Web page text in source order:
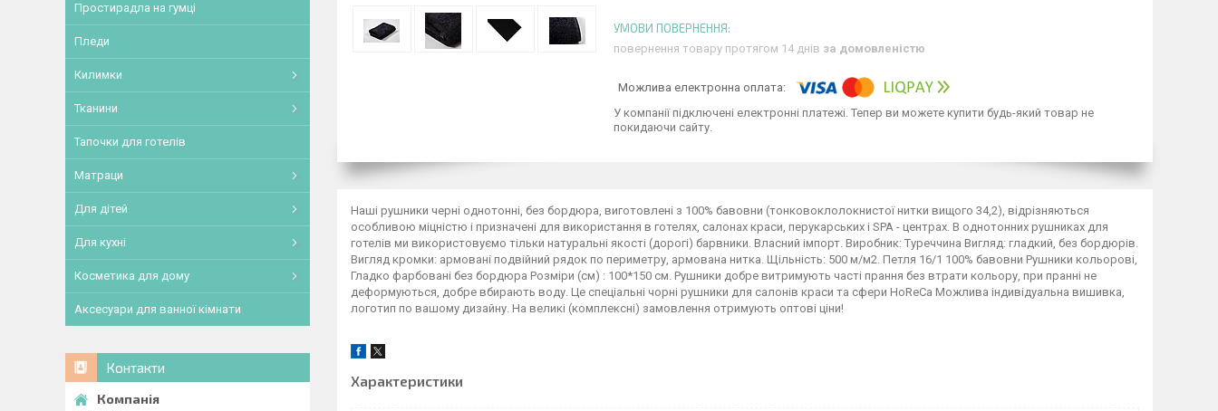
повернення товару протягом 14 днів за домовленістю
У компанії підключені електронні платежі. Тепер ви можете купити будь-який товар не
покидаючи сайту.
Наші рушники черні однотонні, без бордюра, виготовлені з 100% бавовни (тонковоклолокнистої нитки вищого 34,2), відрізняються
особливою міцністю і призначені для використання в готелях, салонах краси, перукарських і SPA - центрах. В однотонних рушниках для
готелів ми використовуємо тільки натуральні якості (дорогі) барвники. Власний імпорт. Виробник: Туреччина Вигляд: гладкий, без бордюрів.
Вигляд кромки: армовані подвійний рядок по периметру, армована нитка. Щільність: 500 м/м2. Петля 16/1 100% бавовни Рушники кольорові,
Гладко фарбовані без бордюра Розміри (см) : 100*150 см. Рушники добре витримують часті прання без втрати кольору, при пранні не
деформуються, добре вбирають воду. Це спеціальні чорні рушники для салонів краси та сфери HoReCa Можлива індивідуальна вишивка,
логотип по вашому дизайну. На великі (комплексні) замовлення отримують оптові ціни!
Характеристики
Простирадла на гумці
Пледи
Килимки
Тканини
Тапочки для готелів
Матраци
Для дітей
Для кухні
Косметика для дому
Аксесуари для ванної кімнати
Контакти